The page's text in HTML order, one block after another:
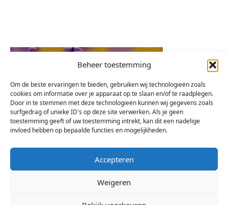
Beheer toestemming
Om de beste ervaringen te bieden, gebruiken wij technologieën zoals
cookies om informatie over je apparaat op te slaan en/of te raadplegen.
Door in te stemmen met deze technologieën kunnen wij gegevens zoals
surfgedrag of unieke ID's op deze site verwerken. Als je geen
toestemming geeft of uw toestemming intrekt, kan dit een nadelige
invloed hebben op bepaalde functies en mogelijkheden.
Accepteren
Weigeren